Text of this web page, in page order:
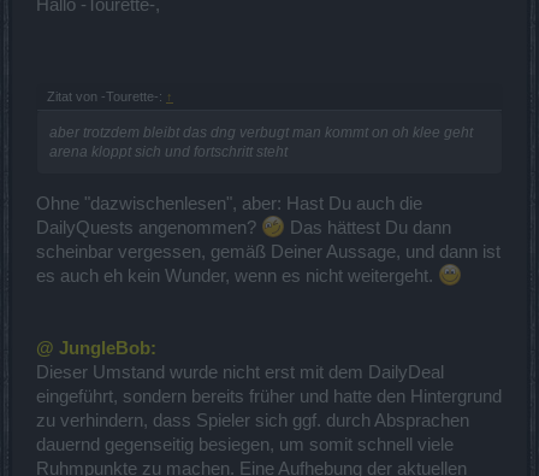
Hallo -Tourette-,
Zitat von -Tourette-: ↑
aber trotzdem bleibt das dng verbugt man kommt on oh klee geht
arena kloppt sich und fortschritt steht
Ohne "dazwischenlesen", aber: Hast Du auch die
DailyQuests angenommen?
Das hättest Du dann
scheinbar vergessen, gemäß Deiner Aussage, und dann ist
es auch eh kein Wunder, wenn es nicht weitergeht.
@ JungleBob:
Dieser Umstand wurde nicht erst mit dem DailyDeal
eingeführt, sondern bereits früher und hatte den Hintergrund
zu verhindern, dass Spieler sich ggf. durch Absprachen
dauernd gegenseitig besiegen, um somit schnell viele
Ruhmpunkte zu machen. Eine Aufhebung der aktuellen